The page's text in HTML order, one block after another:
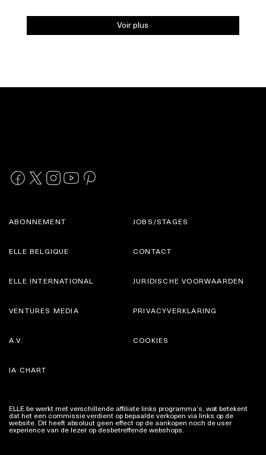
Voir plus
ABONNEMENT
ELLE BELGIQUE
JOBS/STAGES
CONTACT
ELLE INTERNATIONAL
VENTURES MEDIA
JURIDISCHE VOORWAARDEN
PRIVACYVERKLARING
A.V.
IA CHART
COOKIES
ELLE.be werkt met verschillende affiliate links programma’s, wat betekent
dat het een commissie verdient op bepaalde verkopen via links op de
website. Dit heeft absoluut geen effect op de aankopen noch de user
experience van de lezer op desbetreffende webshops.